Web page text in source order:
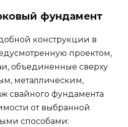
фундамент
конструкции в
проектом,
объединенные сверху
металлическим,
свайного фундамента
от выбранной
способами: